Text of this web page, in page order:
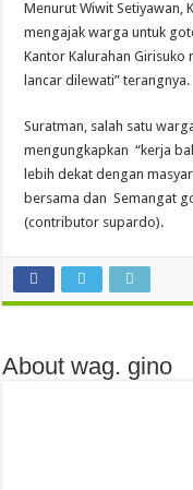
Menurut Wiwit Setiyawan,
mengajak warga untuk
Kantor Kalurahan Girisuko
lancar dilewati” terangnya.
Suratman, salah satu
mengungkapkan “kerja
lebih dekat dengan
bersama dan Semangat
(contributor supardo).
About wag. gino